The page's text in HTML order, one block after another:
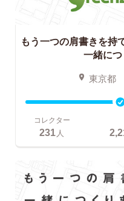
もう一つの肩書きを持
一緒につ
東京都
コレクター
231 人